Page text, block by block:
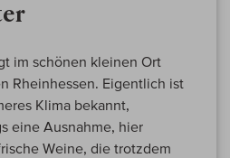
im schönen kleinen Ort
Rheinhessen. Eigentlich ist
Klima bekannt,
eine Ausnahme, hier
Weine, die trotzdem